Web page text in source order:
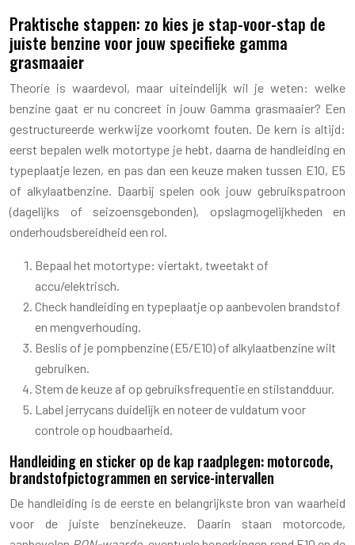
Praktische stappen: zo kies je stap-voor-stap de
juiste benzine voor jouw specifieke gamma
grasmaaier
Theorie is waardevol, maar uiteindelijk wil je weten: welke
benzine gaat er nu concreet in jouw Gamma grasmaaier? Een
gestructureerde werkwijze voorkomt fouten. De kern is altijd:
eerst bepalen welk motortype je hebt, daarna de handleiding en
typeplaatje lezen, en pas dan een keuze maken tussen E10, E5
of alkylaatbenzine. Daarbij spelen ook jouw gebruikspatroon
(dagelijks of seizoensgebonden), opslagmogelijkheden en
onderhoudsbereidheid een rol.
Bepaal het motortype: viertakt, tweetakt of
accu/elektrisch.
Check handleiding en typeplaatje op aanbevolen brandstof
en mengverhouding.
Beslis of je pompbenzine (E5/E10) of alkylaatbenzine wilt
gebruiken.
Stem de keuze af op gebruiksfrequentie en stilstandduur.
Label jerrycans duidelijk en noteer de vuldatum voor
controle op houdbaarheid.
Handleiding en sticker op de kap raadplegen: motorcode,
brandstofpictogrammen en service-intervallen
De handleiding is de eerste en belangrijkste bron van waarheid
voor de juiste benzinekeuze. Daarin staan motorcode,